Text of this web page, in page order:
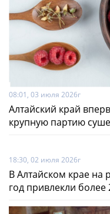
08:01, 03 июля 2026г
Алтайский край
крупную партию
18:30, 02 июля 2026г
В Алтайском крае на
год привлекли